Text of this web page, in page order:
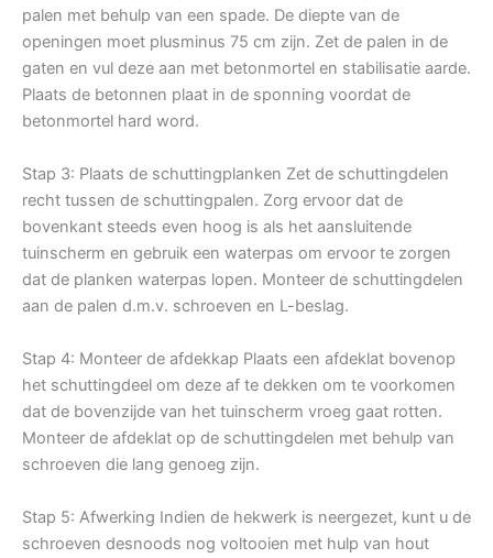
palen met behulp van een spade. De diepte van de
openingen moet plusminus 75 cm zijn. Zet de palen in de
gaten en vul deze aan met betonmortel en stabilisatie aarde.
Plaats de betonnen plaat in de sponning voordat de
betonmortel hard word.
Stap 3: Plaats de schuttingplanken Zet de schuttingdelen
recht tussen de schuttingpalen. Zorg ervoor dat de
bovenkant steeds even hoog is als het aansluitende
tuinscherm en gebruik een waterpas om ervoor te zorgen
dat de planken waterpas lopen. Monteer de schuttingdelen
aan de palen d.m.v. schroeven en L-beslag.
Stap 4: Monteer de afdekkap Plaats een afdeklat bovenop
het schuttingdeel om deze af te dekken om te voorkomen
dat de bovenzijde van het tuinscherm vroeg gaat rotten.
Monteer de afdeklat op de schuttingdelen met behulp van
schroeven die lang genoeg zijn.
Stap 5: Afwerking Indien de hekwerk is neergezet, kunt u de
schroeven desnoods nog voltooien met hulp van hout